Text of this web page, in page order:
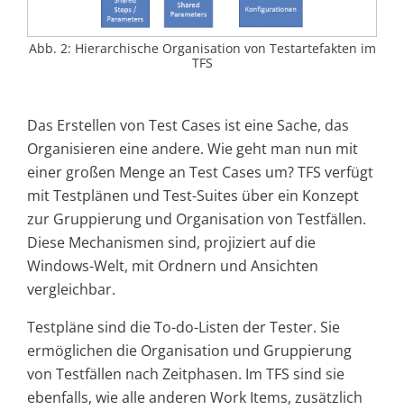
Abb. 2: Hierarchische Organisation von Testartefakten im
TFS
Das Erstellen von Test Cases ist eine Sache, das
Organisieren eine andere. Wie geht man nun mit
einer großen Menge an Test Cases um? TFS verfügt
mit Testplänen und Test-Suites über ein Konzept
zur Gruppierung und Organisation von Testfällen.
Diese Mechanismen sind, projiziert auf die
Windows-Welt, mit Ordnern und Ansichten
vergleichbar.
Testpläne sind die To-do-Listen der Tester. Sie
ermöglichen die Organisation und Gruppierung
von Testfällen nach Zeitphasen. Im TFS sind sie
ebenfalls, wie alle anderen Work Items, zusätzlich